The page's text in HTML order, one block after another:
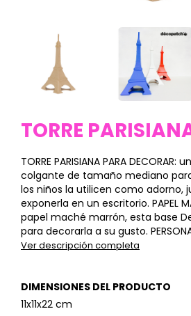
TORRE
TORRE PARISIANA PARA DECORAR:
colgante de tamaño mediano
los niños la utilicen como adorno,
exponerla en un escritorio. PAPEL
papel maché marrón, esta base
para decorarla a su gusto.
Ver descripción completa
DIMENSIONES DEL PRODUCTO
11x11x22 cm